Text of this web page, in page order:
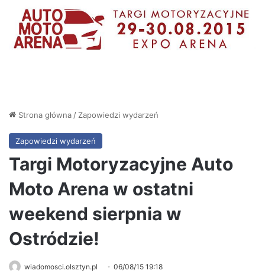
Strona główna/Zapowiedzi wydarzeń
Zapowiedzi wydarzeń
Targi Motoryzacyjne Auto
Moto Arena w ostatni
weekend sierpnia w
Ostródzie!
wiadomosci.olsztyn.pl 06/08/15 19:18